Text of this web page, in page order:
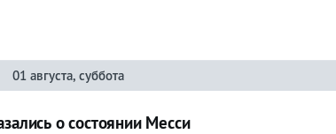
01 августа, суббота
о состоянии Месси